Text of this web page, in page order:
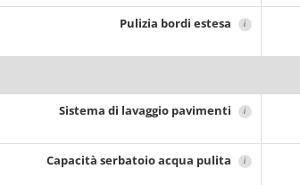
Pulizia bordi estesa i
Sistema di lavaggio pavimenti i
Capacità serbatoio acqua pulita i